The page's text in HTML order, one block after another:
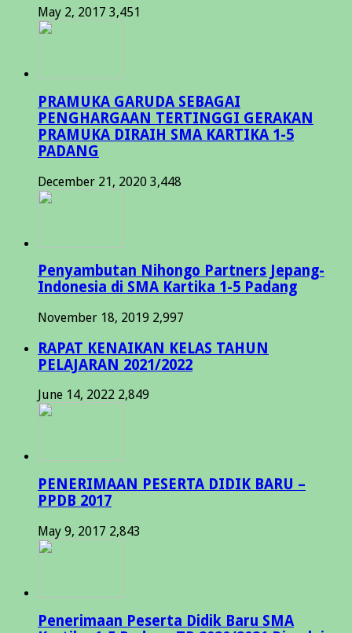
May 2, 2017 3,451
PRAMUKA GARUDA SEBAGAI
PENGHARGAAN TERTINGGI GERAKAN
PRAMUKA DIRAIH SMA KARTIKA 1-5
PADANG
December 21, 2020 3,448
Penyambutan Nihongo Partners Jepang-
Indonesia di SMA Kartika 1-5 Padang
November 18, 2019 2,997
RAPAT KENAIKAN KELAS TAHUN
PELAJARAN 2021/2022
June 14, 2022 2,849
PENERIMAAN PESERTA DIDIK BARU –
PPDB 2017
May 9, 2017 2,843
Penerimaan Peserta Didik Baru SMA